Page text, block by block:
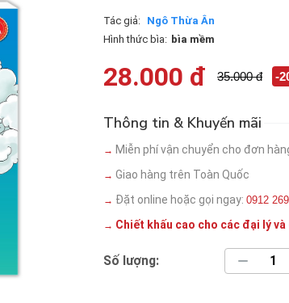
Tác giả: Ngô Thừa Ân
Hình thức bìa: bìa mềm
28.000 đ 35.000 đ -
Thông tin & Khuyến mãi
→ Miễn phí vận chuyển cho đơn
→ Giao hàng trên Toàn Quốc
→ Đặt online hoặc gọi ngay: 0912
→ Chiết khấu cao cho các đại lý
Số lượng: